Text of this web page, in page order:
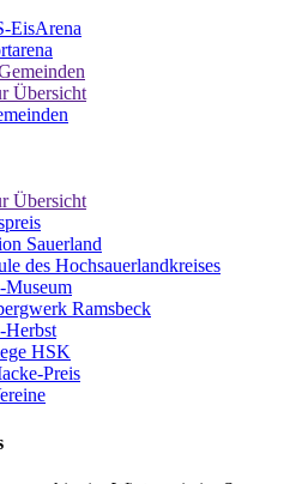
EisArena
Übersicht
Übersicht
Sauerland
des Hochsauerlandkreises
Museum
Ramsbeck
Herbst
HSK
Preis